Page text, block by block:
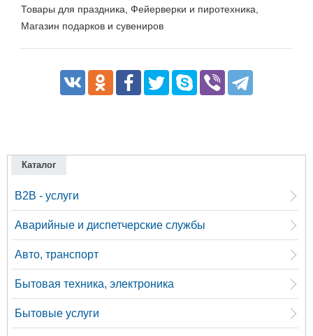
Товары для праздника, Фейерверки и пиротехника,
Магазин подарков и сувениров
Каталог
B2B - услуги
Аварийные и диспетчерские службы
Авто, транспорт
Бытовая техника, электроника
Бытовые услуги